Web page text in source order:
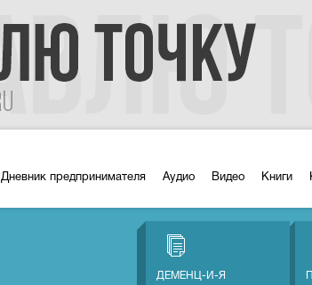
Дневник предпринимателя Аудио Видео Книги
ДЕМЕНЦ-И-Я